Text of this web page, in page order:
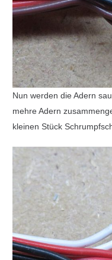
Nun werden die Adern
mehre Adern
kleinen Stück